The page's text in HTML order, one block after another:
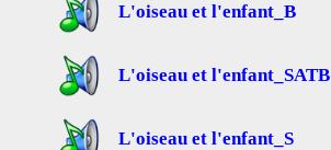
L'oiseau et l'enfant_B
L'oiseau et l'enfant_SATB
L'oiseau et l'enfant_S